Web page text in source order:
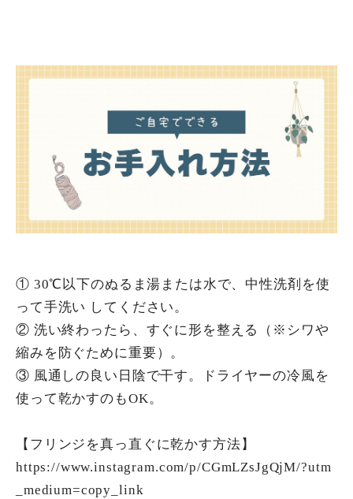
① 30℃以下のぬるま湯または水で、中性洗剤を使
って手洗い してください。
② 洗い終わったら、すぐに形を整える（※シワや
縮みを防ぐために重要）。
③ 風通しの良い日陰で干す。ドライヤーの冷風を
使って乾かすのもOK。
【フリンジを真っ直ぐに乾かす方法】
https://www.instagram.com/p/CGmLZsJgQjM/?utm
_medium=copy_link